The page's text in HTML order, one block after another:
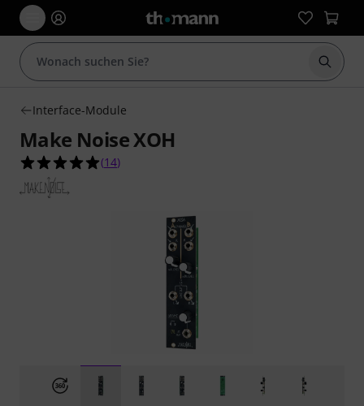
Suche
Interface-Module
Make Noise XOH
4.9 von 5 Sternen aus 14 Kundenbewertungen
(14)